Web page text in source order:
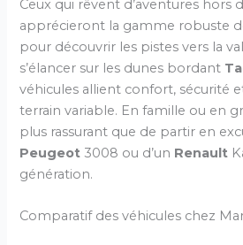
Ceux qui rêvent d’aventures hors
apprécieront la gamme robuste
pour découvrir les pistes vers la
s’élancer sur les dunes bordant
véhicules allient confort, sécurité
terrain variable. En famille ou en
plus rassurant que de partir en
Peugeot 3008 ou d’un Renault
génération.
Comparatif des véhicules chez